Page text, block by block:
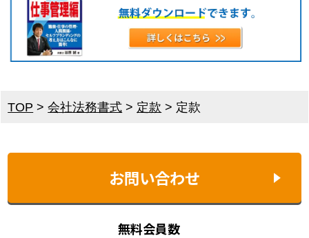
TOP >会社法務書式 > 定款 > 定款
お問い合わせ
無料会員数